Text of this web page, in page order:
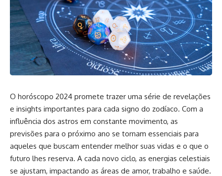
O horóscopo 2024 promete trazer uma série de revelações
e insights importantes para cada signo do zodíaco. Com a
influência dos astros em constante movimento, as
previsões para o próximo ano se tornam essenciais para
aqueles que buscam entender melhor suas vidas e o que o
futuro lhes reserva. A cada novo ciclo, as energias celestiais
se ajustam, impactando as áreas de amor, trabalho e saúde.